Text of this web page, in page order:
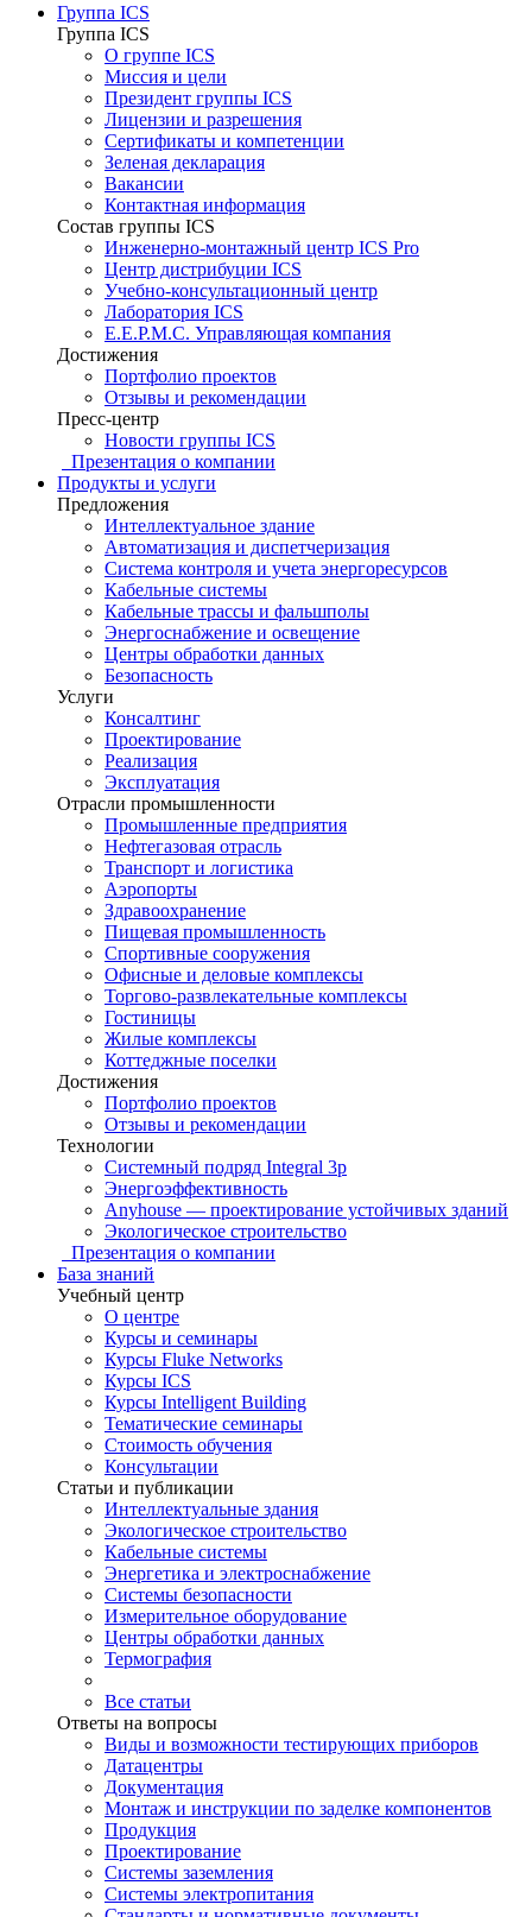
Группа ICS
Группа ICS
О группе ICS
Миссия и цели
Президент группы ICS
Лицензии и разрешения
Сертификаты и компетенции
Зеленая декларация
Вакансии
Контактная информация
Состав группы ICS
Инженерно-монтажный центр ICS Pro
Центр дистрибуции ICS
Учебно-консультационный центр
Лаборатория ICS
E.E.P.M.C. Управляющая компания
Достижения
Портфолио проектов
Отзывы и рекомендации
Пресс-центр
Новости группы ICS
Презентация о компании
Продукты и услуги
Предложения
Интеллектуальное здание
Автоматизация и диспетчеризация
Система контроля и учета энергоресурсов
Кабельные системы
Кабельные трассы и фальшполы
Энергоснабжение и освещение
Центры обработки данных
Безопасность
Услуги
Консалтинг
Проектирование
Реализация
Эксплуатация
Отрасли промышленности
Промышленные предприятия
Нефтегазовая отрасль
Транспорт и логистика
Аэропорты
Здравоохранение
Пищевая промышленность
Спортивные сооружения
Офисные и деловые комплексы
Торгово-развлекательные комплексы
Гостиницы
Жилые комплексы
Коттеджные поселки
Достижения
Портфолио проектов
Отзывы и рекомендации
Технологии
Системный подряд Integral 3p
Энергоэффективность
Anyhouse — проектирование устойчивых зданий
Экологическое строительство
Презентация о компании
База знаний
Учебный центр
О центре
Курсы и семинары
Курсы Fluke Networks
Курсы ICS
Курсы Intelligent Building
Тематические семинары
Стоимость обучения
Консультации
Статьи и публикации
Интеллектуальные здания
Экологическое строительство
Кабельные системы
Энергетика и электроснабжение
Системы безопасности
Измерительное оборудование
Центры обработки данных
Термография
Все статьи
Ответы на вопросы
Виды и возможности тестирующих приборов
Датацентры
Документация
Монтаж и инструкции по заделке компонентов
Продукция
Проектирование
Системы заземления
Системы электропитания